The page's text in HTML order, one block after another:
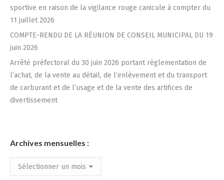
sportive en raison de la vigilance rouge canicule à compter du
11 juillet 2026
COMPTE-RENDU DE LA RÉUNION DE CONSEIL MUNICIPAL DU 19
juin 2026
Arrêté préfectoral du 30 juin 2026 portant réglementation de
l’achat, de la vente au détail, de l’enlèvement et du transport
de carburant et de l’usage et de la vente des artifices de
divertissement
Archives mensuelles :
Archives
mensuelles